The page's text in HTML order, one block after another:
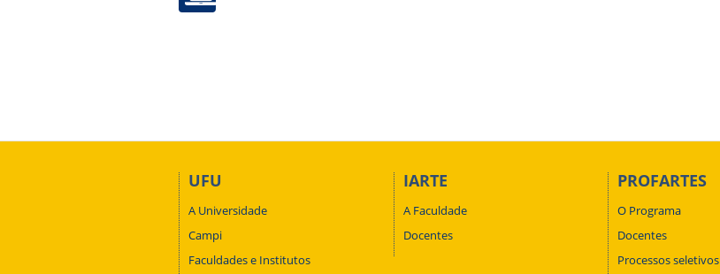
UFU
A Universidade
Campi
Faculdades e Institutos
IARTE
A Faculdade
Docentes
PROFARTES
O Programa
Docentes
Processos seletivos